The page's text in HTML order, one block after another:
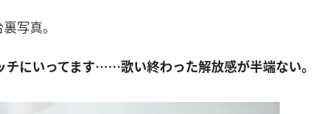
写真。
チにいってます……歌い終わった解放感が半端ない。